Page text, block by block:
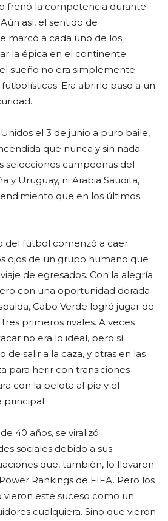
frenó la competencia durante
así, el sentido de
marcó a cada uno de los
la épica en el continente
sueño no era simplemente
Era abrirle paso a un
el 3 de junio a puro baile,
que nunca y sin nada
selecciones campeonas del
y Uruguay, ni Arabia Saudita,
que en los últimos
del fútbol comenzó a caer
ojos de un grupo humano que
de egresados. Con la alegría
con una oportunidad dorada
Cabo Verde logró jugar de
primeros rivales. A veces
no era lo ideal, pero sí
de salir a la caza, y otras en las
para herir con transiciones
con la pelota al pie y el
principal.
40 años, se viralizó
sociales debido a sus
que, también, lo llevaron
Rankings de FIFA. Pero los
vieron este suceso como un
cualquiera. Sino que vieron